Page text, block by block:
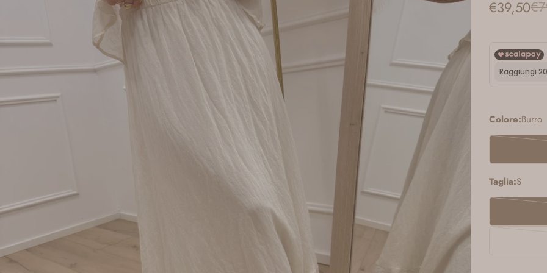
Prezzo
vendita
€39,50
Prezzo
Colore:Burro
Taglia:S